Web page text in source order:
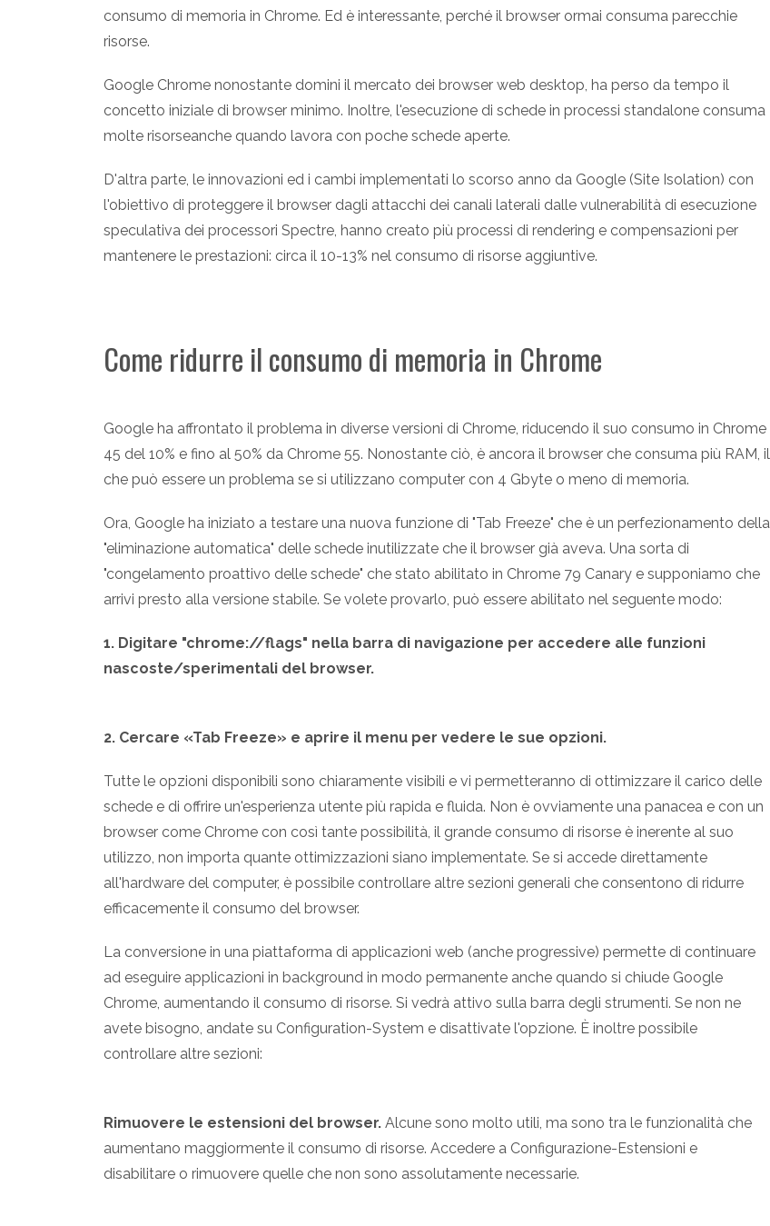
consumo di memoria in Chrome. Ed è interessante, perché il browser ormai consuma parecchie
risorse.
Google Chrome nonostante domini il mercato dei browser web desktop, ha perso da tempo il
concetto iniziale di browser minimo. Inoltre, l'esecuzione di schede in processi standalone consuma
molte risorseanche quando lavora con poche schede aperte.
D'altra parte, le innovazioni ed i cambi implementati lo scorso anno da Google (Site Isolation) con
l'obiettivo di proteggere il browser dagli attacchi dei canali laterali dalle vulnerabilità di esecuzione
speculativa dei processori Spectre, hanno creato più processi di rendering e compensazioni per
mantenere le prestazioni: circa il 10-13% nel consumo di risorse aggiuntive.
Come ridurre il consumo di memoria in Chrome
Google ha affrontato il problema in diverse versioni di Chrome, riducendo il suo consumo in Chrome
45 del 10% e fino al 50% da Chrome 55. Nonostante ciò, è ancora il browser che consuma più RAM, il
che può essere un problema se si utilizzano computer con 4 Gbyte o meno di memoria.
Ora, Google ha iniziato a testare una nuova funzione di "Tab Freeze" che è un perfezionamento della
"eliminazione automatica" delle schede inutilizzate che il browser già aveva. Una sorta di
"congelamento proattivo delle schede" che stato abilitato in Chrome 79 Canary e supponiamo che
arrivi presto alla versione stabile. Se volete provarlo, può essere abilitato nel seguente modo:
1. Digitare "chrome://flags" nella barra di navigazione per accedere alle funzioni
nascoste/sperimentali del browser.
2. Cercare «Tab Freeze» e aprire il menu per vedere le sue opzioni.
Tutte le opzioni disponibili sono chiaramente visibili e vi permetteranno di ottimizzare il carico delle
schede e di offrire un'esperienza utente più rapida e fluida. Non è ovviamente una panacea e con un
browser come Chrome con così tante possibilità, il grande consumo di risorse è inerente al suo
utilizzo, non importa quante ottimizzazioni siano implementate. Se si accede direttamente
all'hardware del computer, è possibile controllare altre sezioni generali che consentono di ridurre
efficacemente il consumo del browser.
La conversione in una piattaforma di applicazioni web (anche progressive) permette di continuare
ad eseguire applicazioni in background in modo permanente anche quando si chiude Google
Chrome, aumentando il consumo di risorse. Si vedrà attivo sulla barra degli strumenti. Se non ne
avete bisogno, andate su Configuration-System e disattivate l'opzione. È inoltre possibile
controllare altre sezioni:
Rimuovere le estensioni del browser. Alcune sono molto utili, ma sono tra le funzionalità che
aumentano maggiormente il consumo di risorse. Accedere a Configurazione-Estensioni e
disabilitare o rimuovere quelle che non sono assolutamente necessarie.